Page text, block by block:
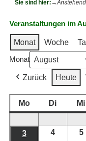
Sie sind hier: →
Veranstaltungen im
Monat Woche
Monat
Zurück Heute
Mo Di Mi
3
4 5